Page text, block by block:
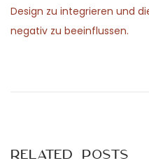
Design zu integrieren und
negativ zu beeinflussen.
s
o
iRelated Posts